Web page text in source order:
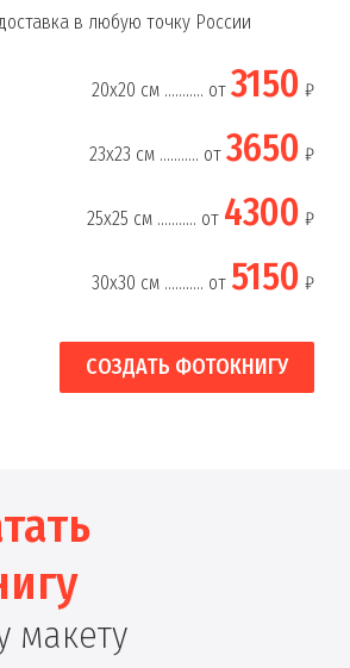
в любую точку России
20х20 см ........... от 3150 ₽
23х23 см ........... от 3650 ₽
25х25 см ........... от 4300 ₽
30х30 см ........... от 5150 ₽
СОЗДАТЬ ФОТОКНИГУ
макету